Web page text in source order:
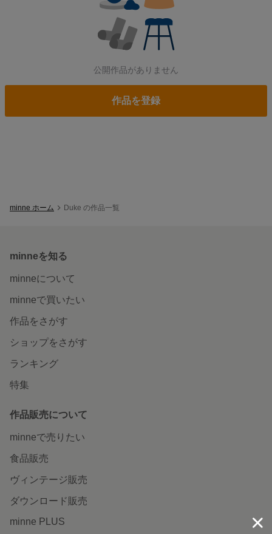
公開作品がありません
作品を登録
minne ホーム Duke の作品一覧
minneを知る
minneについて
minneで買いたい
作品をさがす
ショップをさがす
ランキング
特集
作品販売について
minneで売りたい
食品販売
ヴィンテージ販売
ダウンロード販売
minne PLUS